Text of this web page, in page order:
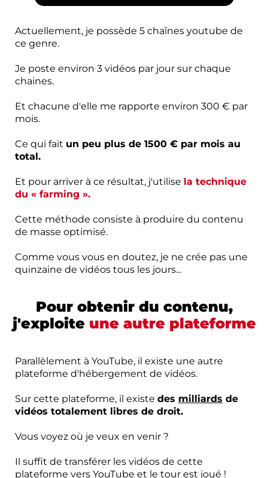
Actuellement, je possède 5 chaînes youtube de
ce genre.
Je poste environ 3 vidéos par jour sur chaque
chaines.
Et chacune d'elle me rapporte environ 300 € par
mois.
Ce qui fait un peu plus de 1500 € par mois au
total.
Et pour arriver à ce résultat, j'utilise la technique
du « farming ».
Cette méthode consiste à produire du contenu
de masse optimisé.
Comme vous vous en doutez, je ne crée pas une
quinzaine de vidéos tous les jours...
Pour obtenir du contenu,
j'exploite une autre plateforme
Parallèlement à YouTube, il existe une autre
plateforme d'hébergement de vidéos.
Sur cette plateforme, il existe des milliards de
vidéos totalement libres de droit.
Vous voyez où je veux en venir ?
Il suffit de transférer les vidéos de cette
plateforme vers YouTube et le tour est joué !